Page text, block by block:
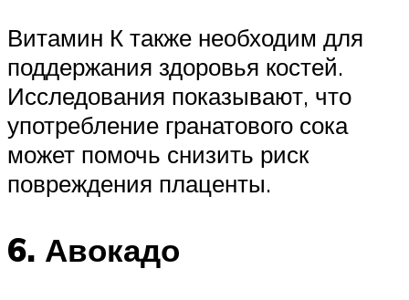
Витамин К также необходим для
поддержания здоровья костей.
Исследования показывают, что
употребление гранатового сока
может помочь снизить риск
повреждения плаценты.
6. Авокадо